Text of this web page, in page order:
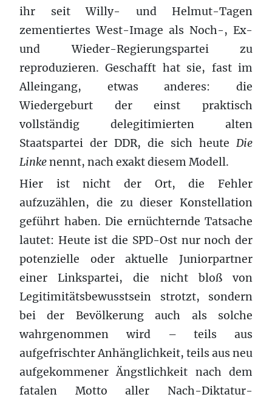
ihr seit Willy- und Helmut-Tagen
zementiertes West-Image als Noch-, Ex-
und Wieder-Regierungspartei zu
reproduzieren. Geschafft hat sie, fast im
Alleingang, etwas anderes: die
Wiedergeburt der einst praktisch
vollständig delegitimierten alten
Staatspartei der DDR, die sich heute Die
Linkenennt, nach exakt diesem Modell.
Hier ist nicht der Ort, die Fehler
aufzuzählen, die zu dieser Konstellation
geführt haben. Die ernüchternde Tatsache
lautet: Heute ist die SPD-Ost nur noch der
potenzielle oder aktuelle Juniorpartner
einer Linkspartei, die nicht bloß von
Legitimitätsbewusstsein strotzt, sondern
bei der Bevölkerung auch als solche
wahrgenommen wird – teils aus
aufgefrischter Anhänglichkeit, teils aus neu
aufgekommener Ängstlichkeit nach dem
fatalen Motto aller Nach-Diktatur-